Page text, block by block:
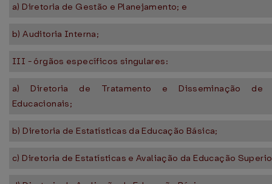
a) Diretoria de Gestão e Planejamento; e
b) Auditoria Interna;
III - órgãos específicos singulares:
a) Diretoria de Tratamento e Disseminação de
Educacionais;
b) Diretoria de Estatísticas da Educação Básica;
c) Diretoria de Estatísticas e Avaliação da Educação